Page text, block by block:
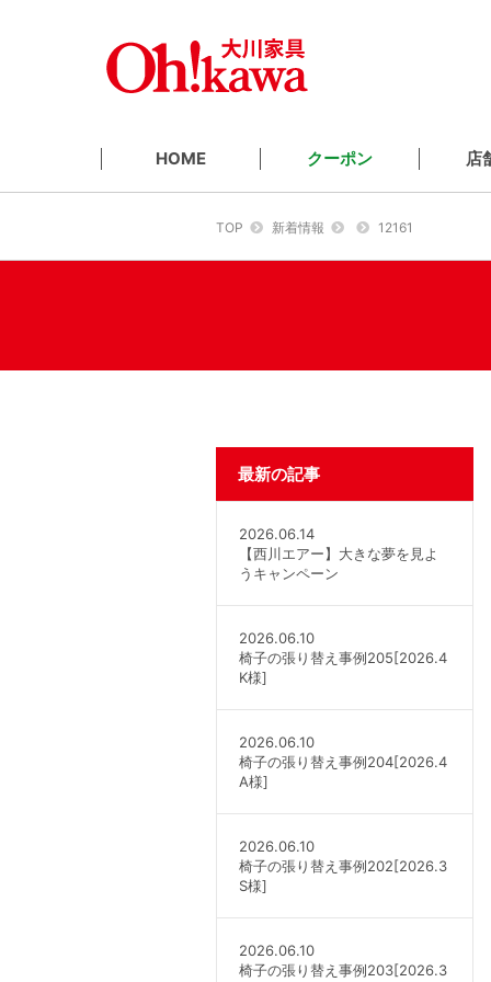
HOME クーポン 店
TOP 新着情報 12161
最新の記事
2026.06.14
【西川エアー】大きな夢を見よ
うキャンペーン
2026.06.10
椅子の張り替え事例205[2026.4
K様]
2026.06.10
椅子の張り替え事例204[2026.4
A様]
2026.06.10
椅子の張り替え事例202[2026.3
S様]
2026.06.10
椅子の張り替え事例203[2026.3